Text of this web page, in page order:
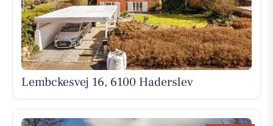
Lembckesvej 16, 6100 Haderslev